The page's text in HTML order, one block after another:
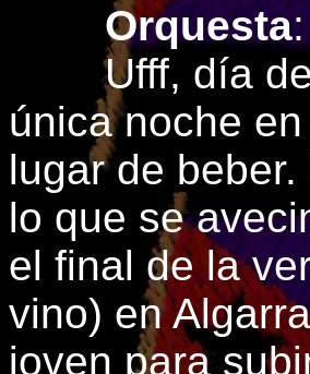
Orquesta
Ufff, día de
única noche
lugar de
lo que se
el final de la
vino) en
joven para